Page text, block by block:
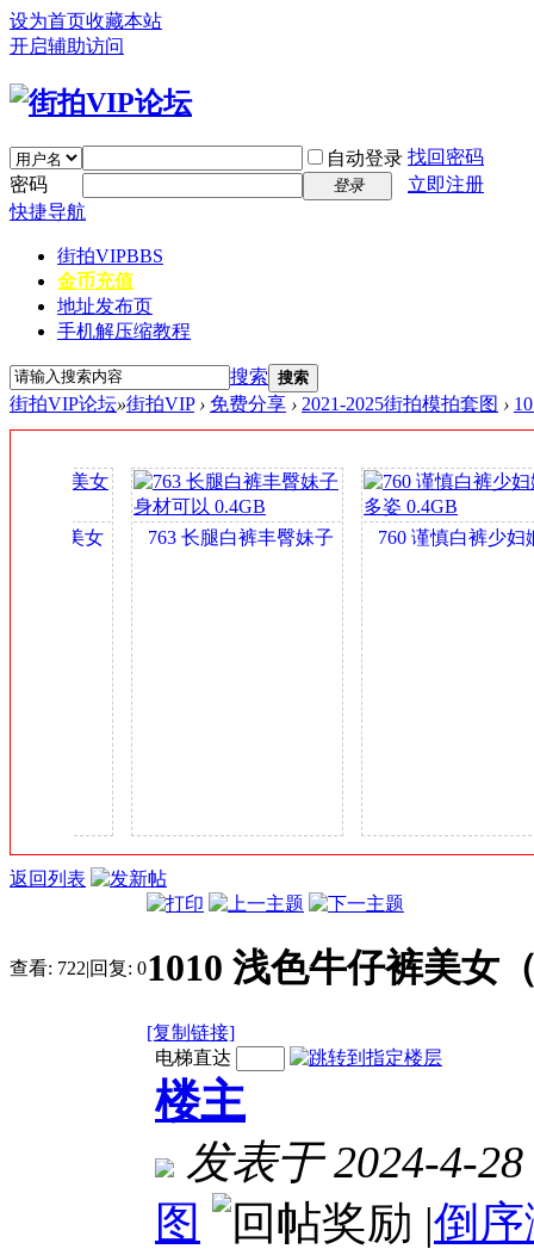
设为首页收藏本站
开启辅助访问
自动登录 找回密码
密码
登录
立即注册
快捷导航
街拍VIPBBS
金币充值
地址发布页
手机解压缩教程
搜索 搜索
街拍VIP论坛»街拍VIP › 免费分享 › 2021-2025街拍模拍套图 ›
质美女
763 长腿白裤丰臀妹子
760 谨慎白裤少妇婀
返回列表
查看: 722|回复: 01010 浅色牛仔裤美女
[复制链接]
电梯直达
楼主
发表于 2024-4-
图
|倒